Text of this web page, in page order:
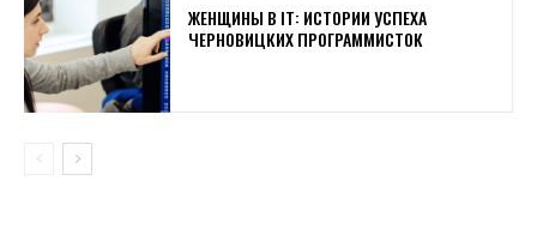
ЖЕНЩИНЫ В ІТ: ИСТОРИИ УСПЕХА
ЧЕРНОВИЦКИХ ПРОГРАММИСТОК